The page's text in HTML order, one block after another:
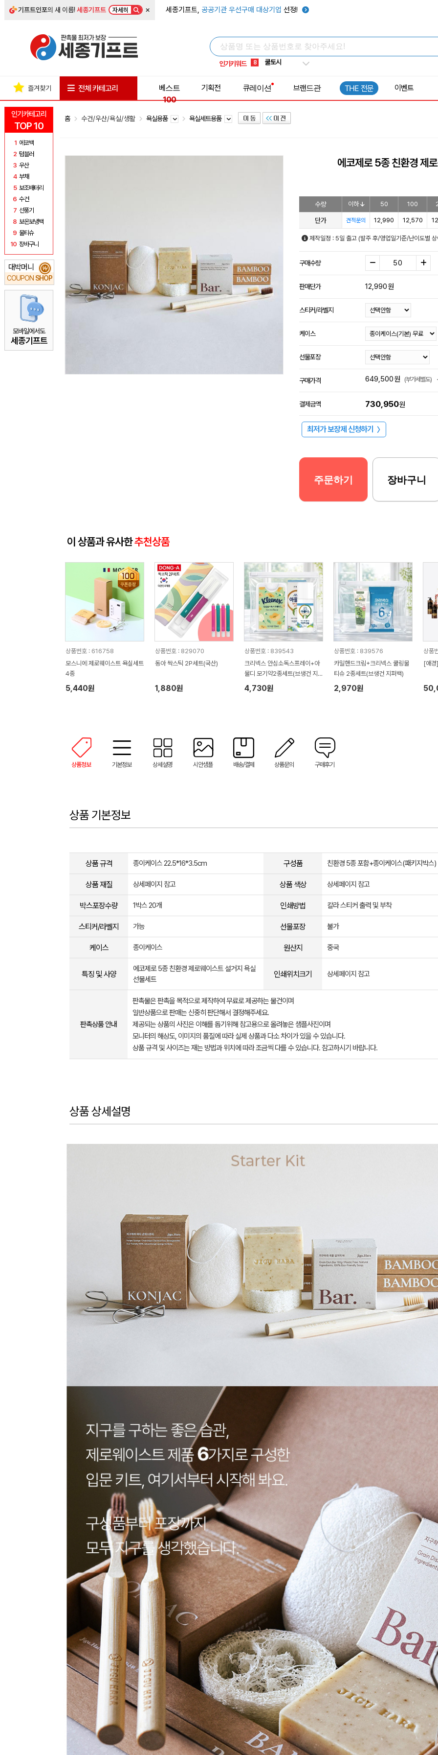
기프트인포의 새 이름!세종기프트 자세히 × 세종기프트, 공공기관 우선구매 대상기업 선정!
인기키워드
5 키캡
8 쿨토시
9 넥쿨러
1 선풍기
인기카테고리
TOP 10
1 에코백
2 텀블러
3 우산
4 부채
5 보조배터리
6 수건
7 선풍기
8 보온보냉백
9 물티슈
10 장바구니
대박머니
COUPON SHOP
₩
모바일에서도
세종기프트
즐겨찾기 전체 카테고리
베스트
100
기획전 큐레이션 브랜드관 THE 전문 이벤트
홈 수건/우산/욕실/생활 욕실용품 욕실세트용품
에코제로 5종 친환경 제
수량 이하 50 100
단가 견적문의 12,990 12,570
제작일정 : 5일 출고 (발주 후/영업일기준/난이도별
구매수량
판매단가 12,990원
스티커/라벨지
케이스
선물포장
구매가격 649,500원 (부가세별도)
결제금액 730,950원
최저가 보장제 신청하기 〉
주문하기 장바구니
이 상품과 유사한추천상품
상품번호 : 616758
모스니에 제로웨이스트 욕실세트
4종
5,440원
상품번호 : 829070
동아 싹스틱 2P세트(국산)
1,880원
상품번호 : 839543
크리넥스 안심소독스프레이+아
물디 모기약2종세트(브생건 지
퍼백)
4,730원
상품번호 : 839576
카밀핸드크림+크리넥스 쿨링물
티슈 2종세트(브생건 지퍼백)
2,970원
상품
[애경
상품정보 기본정보 상세설명 시안샘플 배송/결제 상품문의 구매후기
상품 기본정보
상품 규격 종이케이스 22.5*16*3.5cm 구성품 친환경 5종 포함+종이케이스(패키지박스)
상품 재질 상세페이지 참고 상품 색상 상세페이지 참고
박스포장수량 1박스 20개 인쇄방법 칼라 스티커 출력 및 부착
스티커/라벨지 가능 선물포장 불가
케이스 종이케이스 원산지 중국
특징 및 사양
에코제로 5종 친환경 제로웨이스트 설거지 욕실
선물세트
인쇄위치크기 상세페이지 참고
판촉상품 안내
판촉물은 판촉을 목적으로 제작하여 무료로 제공하는 물건이며
일반상품으로 판매는 신중히 판단해서 결정해주세요.
제공되는 상품의 사진은 이해를 돕기위해 참고용으로 올려놓은 샘플사진이며
모니터의 해상도, 이미지의 품질에 따라 실제 상품과 다소 차이가 있을 수 있습니다.
상품 규격 및 사이즈는 재는 방법과 위치에 따라 조금씩 다를 수 있습니다. 참고하시기 바랍니다.
상품 상세설명